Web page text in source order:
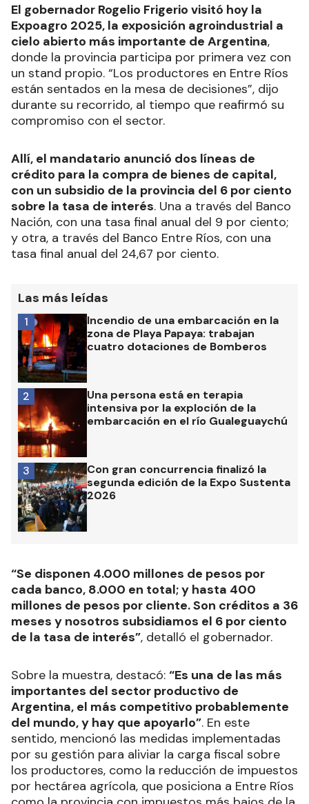
El gobernador Rogelio Frigerio visitó hoy la
Expoagro 2025, la exposición agroindustrial a
cielo abierto más importante de Argentina,
donde la provincia participa por primera vez con
un stand propio. “Los productores en Entre Ríos
están sentados en la mesa de decisiones”, dijo
durante su recorrido, al tiempo que reafirmó su
compromiso con el sector.
Allí, el mandatario anunció dos líneas de
crédito para la compra de bienes de capital,
con un subsidio de la provincia del 6 por ciento
sobre la tasa de interés. Una a través del Banco
Nación, con una tasa final anual del 9 por ciento;
y otra, a través del Banco Entre Ríos, con una
tasa final anual del 24,67 por ciento.
Las más leídas
Incendio de una embarcación en la
zona de Playa Papaya: trabajan
cuatro dotaciones de Bomberos
1
Una persona está en terapia
intensiva por la exploción de la
embarcación en el río Gualeguaychú
2
Con gran concurrencia finalizó la
segunda edición de la Expo Sustenta
2026
3
“Se disponen 4.000 millones de pesos por
cada banco, 8.000 en total; y hasta 400
millones de pesos por cliente. Son créditos a 36
meses y nosotros subsidiamos el 6 por ciento
de la tasa de interés”, detalló el gobernador.
Sobre la muestra, destacó: “Es una de las más
importantes del sector productivo de
Argentina, el más competitivo probablemente
del mundo, y hay que apoyarlo”. En este
sentido, mencionó las medidas implementadas
por su gestión para aliviar la carga fiscal sobre
los productores, como la reducción de impuestos
por hectárea agrícola, que posiciona a Entre Ríos